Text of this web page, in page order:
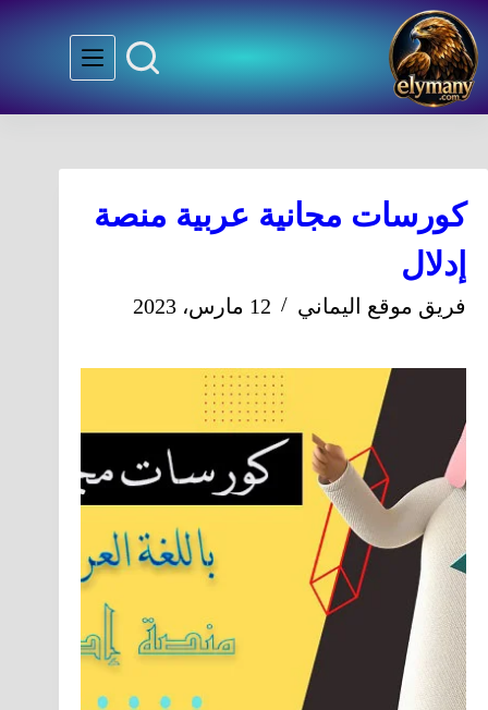
كورسات مجانية عربية منصة
إدلال
فريق موقع اليماني 12 مارس، 2023